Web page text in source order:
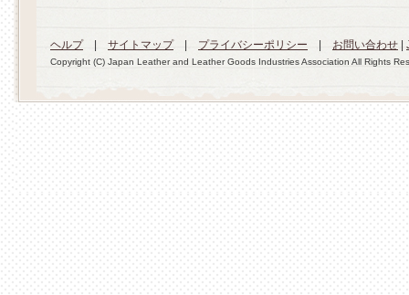
ヘルプ| サイトマップ| プライバシーポリシー お問い合わせ
Copyright (C) Japan Leather and Leather Goods Industries Association All Rights